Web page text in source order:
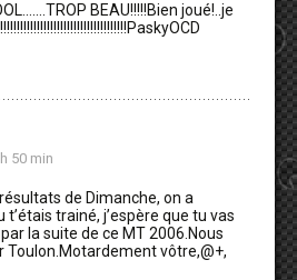
BEAU!!!!!Bien joué!..je
50 min
de Dimanche, on a
t’étais trainé, j’espère que tu vas
la suite de ce MT 2006.Nous
Toulon.Motardement vôtre,@+,